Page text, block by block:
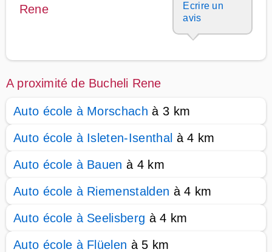
Rene
Ecrire un
avis
A proximité de Bucheli Rene
Auto école à Morschach à 3 km
Auto école à Isleten-Isenthal à 4 km
Auto école à Bauen à 4 km
Auto école à Riemenstalden à 4 km
Auto école à Seelisberg à 4 km
Auto école à Flüelen à 5 km